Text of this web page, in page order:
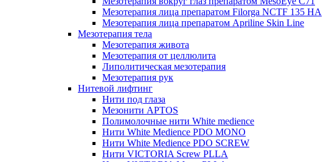
Мезотерапия лица препаратом Filorga NCTF 135 HA
Мезотерапия лица препаратом Apriline Skin Line
Мезотерапия тела
Мезотерапия живота
Мезотерапия от целлюлита
Липолитическая мезотерапия
Мезотерапия рук
Нитевой лифтинг
Нити под глаза
Мезонити APTOS
Полимолочные нити White medience
Нити White Medience PDO MONO
Нити White Medience PDO SCREW
Нити VICTORIA Screw PLLA